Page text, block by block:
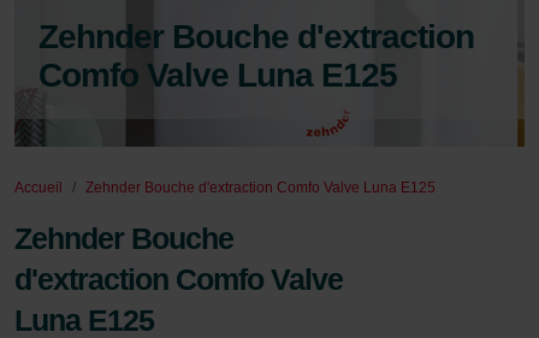
Zehnder Bouche d'extraction
Comfo Valve Luna E125
Accueil Zehnder Bouche d'extraction Comfo Valve Luna E125
Zehnder Bouche
d'extraction Comfo Valve
Luna E125